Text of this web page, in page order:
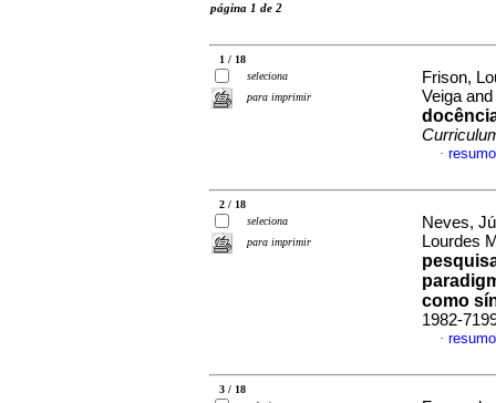
página 1 de 2
1 / 18
seleciona
para imprimir
Frison,
Veiga
·
2 / 18
seleciona
para imprimir
Neves,
Lourdes
como
1982-
·
3 / 18